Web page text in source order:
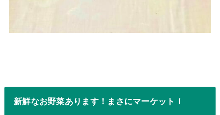
新鮮なお野菜あります！まさにマーケット！